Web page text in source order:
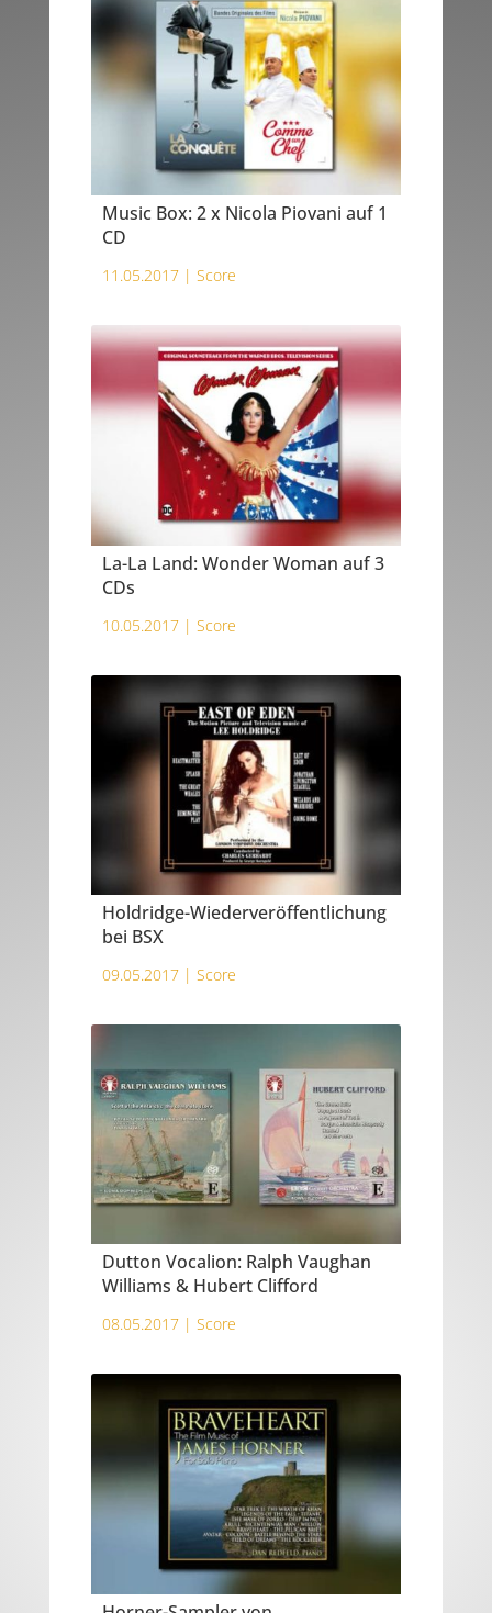
Music Box: 2 x Nicola Piovani auf 1
CD
11.05.2017 | Score
La-La Land: Wonder Woman auf 3
CDs
10.05.2017 | Score
Holdridge-Wiederveröffentlichung
bei BSX
09.05.2017 | Score
Dutton Vocalion: Ralph Vaughan
Williams & Hubert Clifford
08.05.2017 | Score